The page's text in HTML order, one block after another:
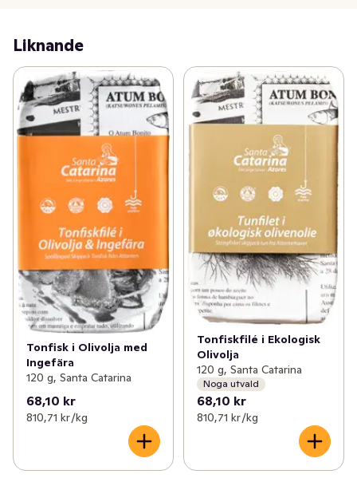
Liknande
Tonfisk i Olivolja med
Ingefära
120 g, Santa Catarina
68,10 kr
810,71 kr /kg
Tonfiskfilé i Ekologisk
Olivolja
120 g, Santa Catarina
Noga utvald
68,10 kr
810,71 kr /kg